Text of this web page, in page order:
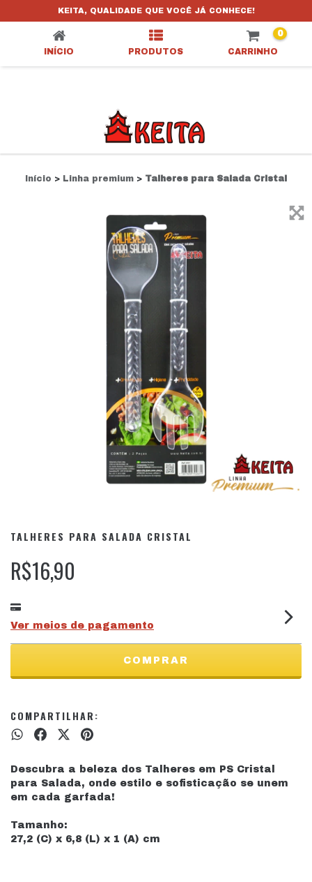
KEITA, QUALIDADE QUE VOCÊ JÁ CONHECE!
TALHERES PARA SALADA CRISTAL
INÍCIO PRODUTOS CARRINHO
0
Início > Linha premium > Talheres para Salada Cristal
TALHERES PARA SALADA CRISTAL
R$16,90
Ver meios de pagamento
COMPARTILHAR:
Descubra a beleza dos Talheres em PS Cristal
para Salada, onde estilo e sofisticação se unem
em cada garfada!
Tamanho:
27,2 (C) x 6,8 (L) x 1 (A) cm